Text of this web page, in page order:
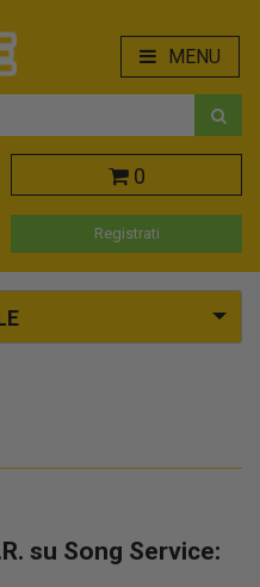
MENU
0
Registrati
su Song Service: